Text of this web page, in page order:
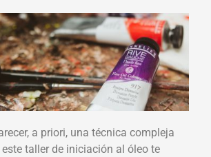
a priori, una técnica compleja
taller de iniciación al óleo te